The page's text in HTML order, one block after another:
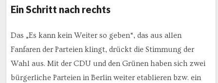
Ein Schritt nach rechts
Das „Es kann kein Weiter so geben“, das aus allen
Fanfaren der Parteien klingt, drückt die Stimmung der
Wahl aus. Mit der CDU und den Grünen haben sich zwei
bürgerliche Parteien in Berlin weiter etablieren bzw. ein